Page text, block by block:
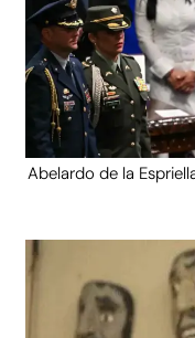
Abelardo de la